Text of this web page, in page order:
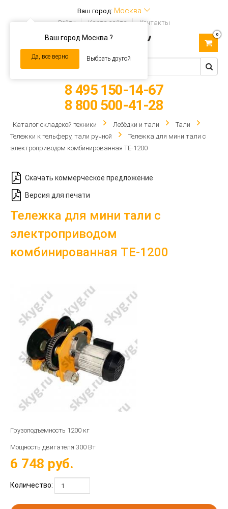
Ваш город: Москва
Ваш город Москва ?
Да, все верно Выбрать другой
Войти Карта сайта Контакты
navigation
0
8 495 150-14-67
8 800 500-41-28
Каталог складской техники Лебёдки и тали
Тали
Тележки к тельферу, тали ручной
Тележка для мини тали с
электроприводом комбинированная TE-1200
Скачать коммерческое предложение
Версия для печати
Тележка для мини тали с
электроприводом
комбинированная TE-1200
Грузоподъемность 1200 кг
Мощность двигателя 300 Вт
6 748 руб.
Количество: